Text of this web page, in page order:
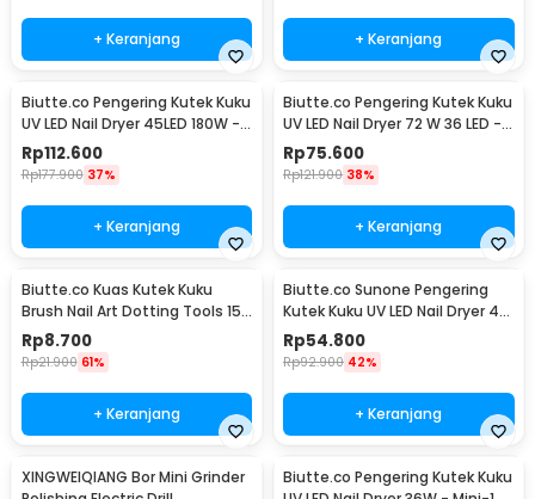
+ Keranjang + Keranjang
Biutte.co Pengering Kutek Kuku
UV LED Nail Dryer 45LED 180W -
SUN-M3
Rp112.600
Rp177.900 37%
+ Keranjang
Biutte.co Pengering Kutek Kuku
UV LED Nail Dryer 72 W 36 LED -
SUN X5 Plus
Rp75.600
Rp121.900 38%
+ Keranjang
Biutte.co Kuas Kutek Kuku
Brush Nail Art Dotting Tools 15
PCS - N1800
Rp8.700
Rp21.900 61%
+ Keranjang
Biutte.co Sunone Pengering
Kutek Kuku UV LED Nail Dryer 48
W - CN48W
Rp54.800
Rp92.900 42%
+ Keranjang
XINGWEIQIANG Bor Mini Grinder
Biutte.co Pengering Kutek Kuku